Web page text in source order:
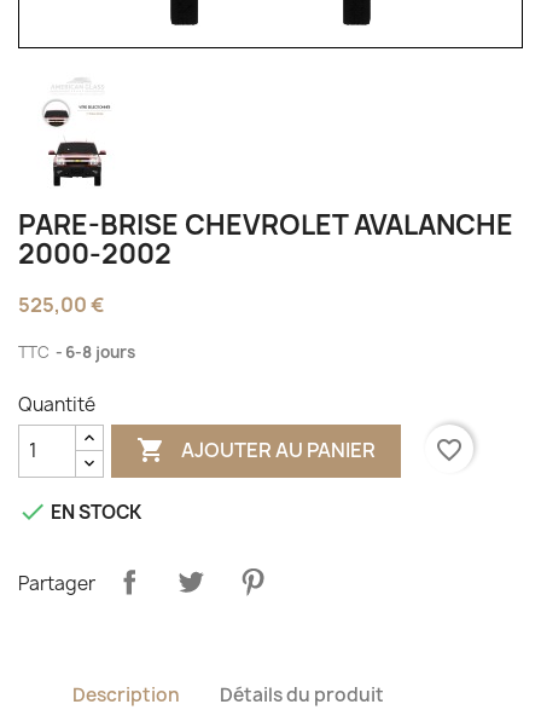
PARE-BRISE CHEVROLET AVALANCHE
2000-2002
525,00 €
TTC 6-8 jours
Quantité
 AJOUTER AU PANIER favorite_border
 EN STOCK
Partager
Description Détails du produit